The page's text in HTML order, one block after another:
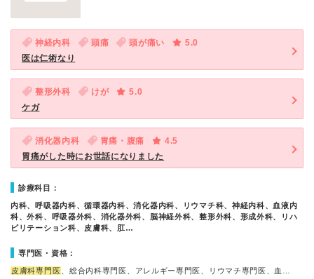
神経内科 頭痛 頭が痛い
5.0
医は仁術なり
整形外科 けが
5.0
ケガ
消化器内科 胃痛・腹痛
4.5
胃痛がした時にお世話になりました
診療科目：
内科、呼吸器内科、循環器内科、消化器内科、リウマチ科、神経内科、血液内
科、外科、呼吸器外科、消化器外科、脳神経外科、整形外科、形成外科、リハ
ビリテーション科、皮膚科、肛…
専門医・資格：
皮膚科専門医 、総合内科専門医、アレルギー専門医、リウマチ専門医、血…